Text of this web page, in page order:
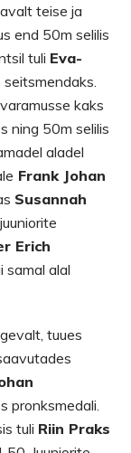
teise ja
end 50m selilis
tuli Eva-
kaks
ning 50m selilis
aladel
Frank Johan
Susannah
Erich
samal alal
tuues
pronksmedali.
tuli Riin Praks